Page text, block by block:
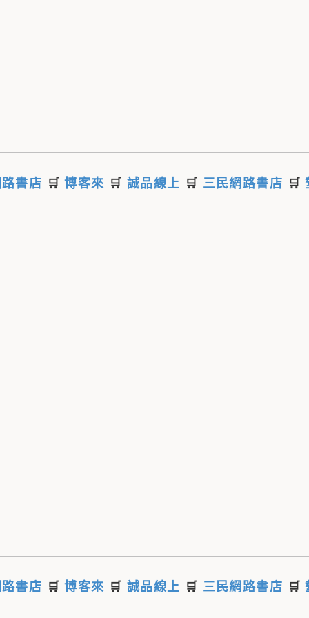
書店 🛒 博客來 🛒 誠品線上 🛒 三民網路書店 🛒
書店 🛒 博客來 🛒 誠品線上 🛒 三民網路書店 🛒